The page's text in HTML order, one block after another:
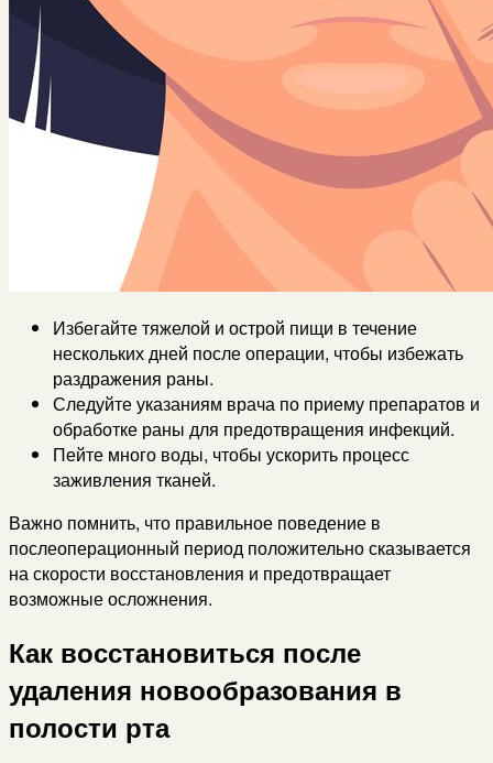
Избегайте тяжелой и острой пищи в течение
нескольких дней после операции, чтобы избежать
раздражения раны.
Следуйте указаниям врача по приему препаратов и
обработке раны для предотвращения инфекций.
Пейте много воды, чтобы ускорить процесс
заживления тканей.
Важно помнить, что правильное поведение в
послеоперационный период положительно сказывается
на скорости восстановления и предотвращает
возможные осложнения.
Как восстановиться после
удаления новообразования в
полости рта